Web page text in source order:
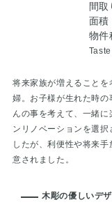
間取
面積
物件
将来家族が増えること
婦。お子様が生れた時
んの事を考えて、一緒
ンリノベーションを選
したが、利便性や将来
意されました。
木彫の優しいデ